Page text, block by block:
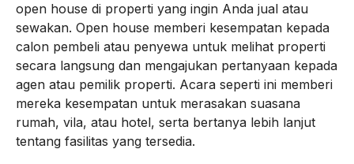
open house di properti yang ingin Anda jual atau
sewakan. Open house memberi kesempatan kepada
calon pembeli atau penyewa untuk melihat properti
secara langsung dan mengajukan pertanyaan kepada
agen atau pemilik properti. Acara seperti ini memberi
mereka kesempatan untuk merasakan suasana
rumah, vila, atau hotel, serta bertanya lebih lanjut
tentang fasilitas yang tersedia.